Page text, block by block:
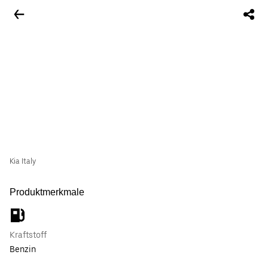
Kia Italy
Produktmerkmale
Kraftstoff
Benzin